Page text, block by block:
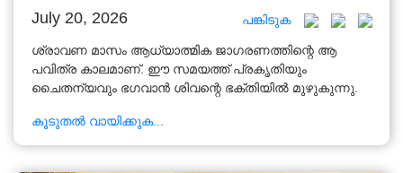
July 20, 2026 പങ്കിടുക
ശ്രാവണ മാസം ആധ്യാത്മിക ജാഗരണത്തിന്റെ ആ
പവിത്ര കാലമാണ്. ഈ സമയത്ത് പ്രകൃതിയും
ചൈതന്യവും ഭഗവാൻ ശിവന്റെ ഭക്തിയിൽ മുഴുകുന്നു.
കൂടുതൽ വായിക്കുക...